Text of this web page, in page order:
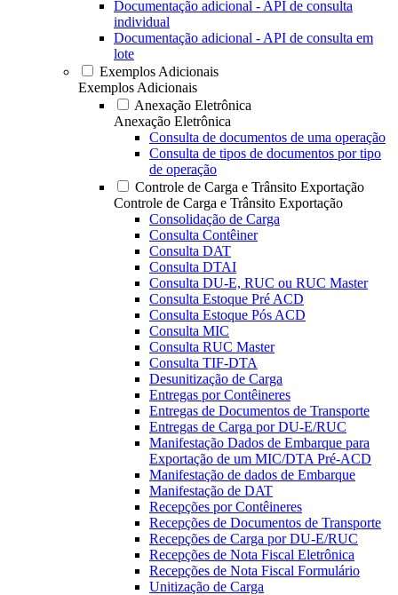
Documentação adicional - API de consulta
individual
Documentação adicional - API de consulta em
lote
Exemplos Adicionais
Exemplos Adicionais
Anexação Eletrônica
Anexação Eletrônica
Consulta de documentos de uma operação
Consulta de tipos de documentos por tipo
de operação
Controle de Carga e Trânsito Exportação
Controle de Carga e Trânsito Exportação
Consolidação de Carga
Consulta Contêiner
Consulta DAT
Consulta DTAI
Consulta DU-E, RUC ou RUC Master
Consulta Estoque Pré ACD
Consulta Estoque Pós ACD
Consulta MIC
Consulta RUC Master
Consulta TIF-DTA
Desunitização de Carga
Entregas por Contêineres
Entregas de Documentos de Transporte
Entregas de Carga por DU-E/RUC
Manifestação Dados de Embarque para
Exportação de um MIC/DTA Pré-ACD
Manifestação de dados de Embarque
Manifestação de DAT
Recepções por Contêineres
Recepções de Documentos de Transporte
Recepções de Carga por DU-E/RUC
Recepções de Nota Fiscal Eletrônica
Recepções de Nota Fiscal Formulário
Unitização de Carga